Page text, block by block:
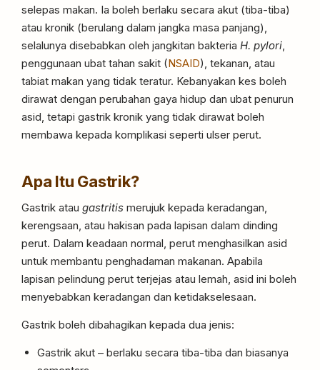
selepas makan. Ia boleh berlaku secara akut (tiba-tiba)
atau kronik (berulang dalam jangka masa panjang),
selalunya disebabkan oleh jangkitan bakteria H. pylori,
penggunaan ubat tahan sakit (NSAID), tekanan, atau
tabiat makan yang tidak teratur. Kebanyakan kes boleh
dirawat dengan perubahan gaya hidup dan ubat penurun
asid, tetapi gastrik kronik yang tidak dirawat boleh
membawa kepada komplikasi seperti ulser perut.
Apa Itu Gastrik?
Gastrik atau gastritis merujuk kepada keradangan,
kerengsaan, atau hakisan pada lapisan dalam dinding
perut. Dalam keadaan normal, perut menghasilkan asid
untuk membantu penghadaman makanan. Apabila
lapisan pelindung perut terjejas atau lemah, asid ini boleh
menyebabkan keradangan dan ketidakselesaan.
Gastrik boleh dibahagikan kepada dua jenis:
Gastrik akut – berlaku secara tiba-tiba dan biasanya